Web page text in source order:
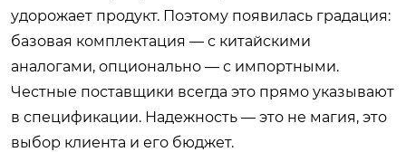
удорожает продукт. Поэтому появилась градация:
базовая комплектация — с китайскими
аналогами, опционально — с импортными.
Честные поставщики всегда это прямо указывают
в спецификации. Надежность — это не магия, это
выбор клиента и его бюджет.